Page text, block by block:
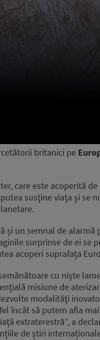
britanici pe
care este acoperită
susţine viaţa şi se
și un semnal de alarmă
surprinse de ei se
acoperi suprafaţa
cu nişte
misiune de
modalităţi
încât să putem afla
extraterestră”, a
de știri